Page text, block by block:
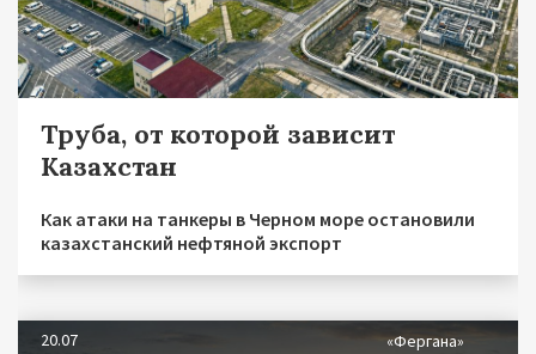
Труба, от которой зависит
Казахстан
Как атаки на танкеры в Черном море остановили
казахстанский нефтяной экспорт
20.07 «Фергана»